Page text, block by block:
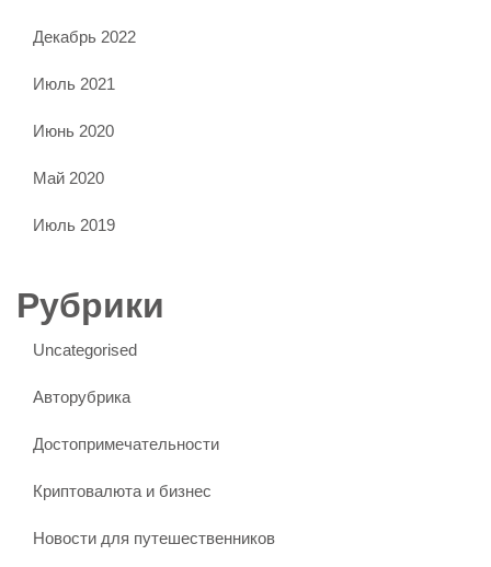
Декабрь 2022
Июль 2021
Июнь 2020
Май 2020
Июль 2019
Рубрики
Uncategorised
Авторубрика
Достопримечательности
Криптовалюта и бизнес
Новости для путешественников